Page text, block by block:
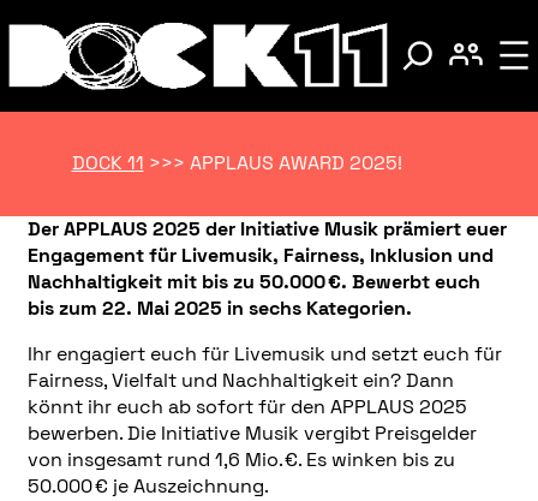
DOCK 11 >>> APPLAUS AWARD 2025!
Der APPLAUS 2025 der Initiative Musik prämiert euer
Engagement für Livemusik, Fairness, Inklusion und
Nachhaltigkeit mit bis zu 50.000 €. Bewerbt euch
bis zum 22. Mai 2025 in sechs Kategorien.
Ihr engagiert euch für Livemusik und setzt euch für
Fairness, Vielfalt und Nachhaltigkeit ein? Dann
könnt ihr euch ab sofort für den APPLAUS 2025
bewerben. Die Initiative Musik vergibt Preisgelder
von insgesamt rund 1,6 Mio. €. Es winken bis zu
50.000 € je Auszeichnung.